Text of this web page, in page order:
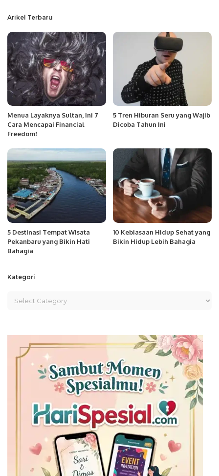
Arikel Terbaru
Menua Layaknya Sultan, Ini 7
Cara Mencapai Financial
Freedom!
5 Tren Hiburan Seru yang Wajib
Dicoba Tahun Ini
5 Destinasi Tempat Wisata
Pekanbaru yang Bikin Hati
Bahagia
10 Kebiasaan Hidup Sehat yang
Bikin Hidup Lebih Bahagia
Kategori